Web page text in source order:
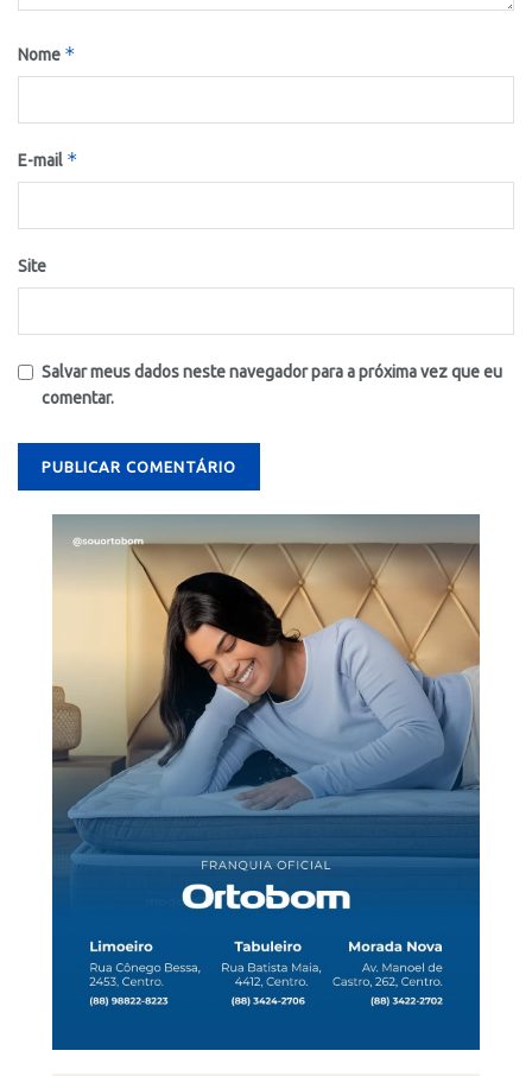
Nome *
E-mail *
Site
Salvar meus dados neste navegador para a próxima vez que eu
comentar.